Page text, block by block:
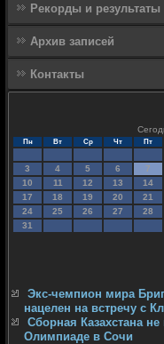
Рекорды и результаты
Архив записей
Контакты
Пн Вт Ср Чт Пт
3
4 5 6 7
10
11 12 13 14
17
18 19 20 21
24
25 26 27 28
31
Экс-чемпион мира
нацелен на встречу с
Сборная Казахстана
Олимпиаде в Сочи